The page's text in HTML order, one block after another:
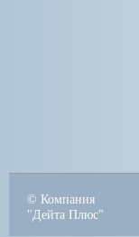
© Компания
"Дейта Плюс"